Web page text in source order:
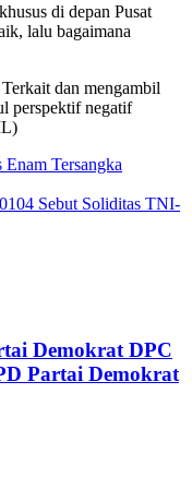
di depan Pusat
lalu bagaimana
dan mengambil
perspektif negatif
Tersangka
Sebut Soliditas TNI-
Demokrat DPC
Partai Demokrat